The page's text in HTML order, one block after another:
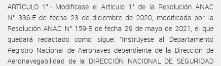
ARTÍCULO 1°.- Modifícase el Artículo 1° de la Resolución ANAC
N° 336-E de fecha 23 de diciembre de 2020, modificada por la
Resolución ANAC N° 159-E de fecha 29 de mayo de 2021, el que
quedará redactado como sigue: “Instrúyese al Departamento
Registro Nacional de Aeronaves dependiente de la Dirección de
Aeronavegabilidad de la DIRECCIÓN NACIONAL DE SEGURIDAD